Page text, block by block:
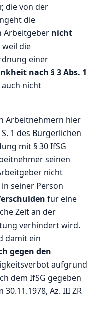
die von der
die
Arbeitgeber nicht
weil die
einer
nach § 3 Abs. 1
nicht
Arbeitnehmern hier
1 des Bürgerlichen
mit § 30 IfSG
seinen
nicht
seiner Person
für eine
Zeit an der
verhindert wird.
damit ein
gegen den
aufgrund
dem IfSG gegeben
Az. III ZR